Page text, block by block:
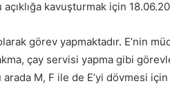
açıklığa kavuşturmak için
görev yapmaktadır. E’nin
çay servisi yapma gibi
M, F ile de E’yi dövmesi için